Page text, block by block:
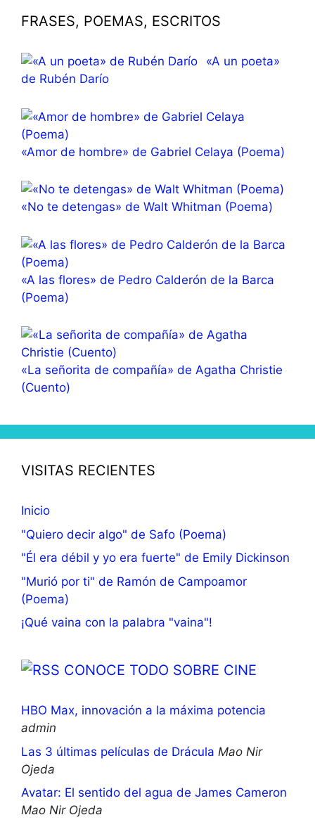
FRASES, POEMAS, ESCRITOS
«A un poeta»
de Rubén Darío
«Amor de hombre» de Gabriel Celaya (Poema)
«No te detengas» de Walt Whitman (Poema)
«A las flores» de Pedro Calderón de la Barca
(Poema)
«La señorita de compañía» de Agatha Christie
(Cuento)
VISITAS RECIENTES
Inicio
"Quiero decir algo" de Safo (Poema)
"Él era débil y yo era fuerte" de Emily Dickinson
"Murió por ti" de Ramón de Campoamor
(Poema)
¡Qué vaina con la palabra "vaina"!
CONOCE TODO SOBRE CINE
HBO Max, innovación a la máxima potencia
admin
Las 3 últimas películas de Drácula Mao Nir
Ojeda
Avatar: El sentido del agua de James Cameron
Mao Nir Ojeda